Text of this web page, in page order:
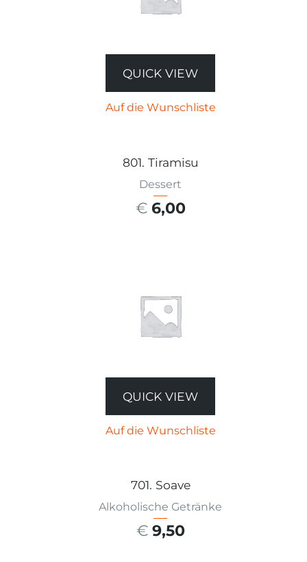
QUICK VIEW
Auf die Wunschliste
801. Tiramisu
Dessert
€ 6,00
QUICK VIEW
Auf die Wunschliste
701. Soave
Alkoholische Getränke
€ 9,50